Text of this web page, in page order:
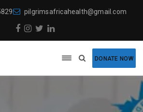
pilgrimsafricahealth@gmail.com
DONATE NOW